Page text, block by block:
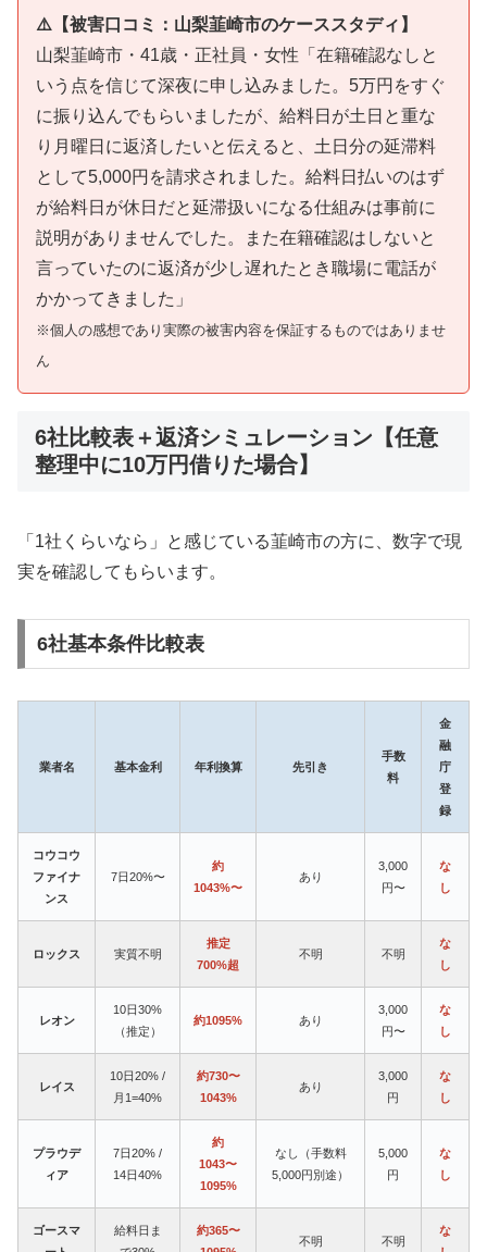
⚠️【被害口コミ：山梨韮崎市のケーススタディ】
山梨韮崎市・41歳・正社員・女性「在籍確認なしと
いう点を信じて深夜に申し込みました。5万円をすぐ
に振り込んでもらいましたが、給料日が土日と重な
り月曜日に返済したいと伝えると、土日分の延滞料
として5,000円を請求されました。給料日払いのはず
が給料日が休日だと延滞扱いになる仕組みは事前に
説明がありませんでした。また在籍確認はしないと
言っていたのに返済が少し遅れたとき職場に電話が
かかってきました」
※個人の感想であり実際の被害内容を保証するものではありませ
ん
6社比較表＋返済シミュレーション【任意
整理中に10万円借りた場合】
「1社くらいなら」と感じている韮崎市の方に、数字で現
実を確認してもらいます。
6社基本条件比較表
業者名 基本金利 年利換算 先引き
手数
料
金
融
庁
登
録
コウコウ
ファイナ
ンス
7日20%〜
約
1043%〜
あり
3,000
円〜
な
し
ロックス 実質不明
推定
700%超
不明 不明
な
し
レオン
10日30%
（推定）
約1095% あり
3,000
円〜
な
し
レイス
10日20% /
月1=40%
約730〜
1043%
あり
3,000
円
な
し
プラウデ
ィア
7日20% /
14日40%
約
1043〜
1095%
なし（手数料
5,000円別途）
5,000
円
な
し
ゴースマ
給料日ま
約365〜
不明 不明
な